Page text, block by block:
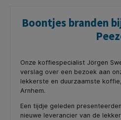
Boontjes branden
Onze koffiespecialist Jörgen
verslag over een bezoek aan
lekkerste en duurzaamste
Arnhem.
Een tijdje geleden
nieuwe leverancier van de